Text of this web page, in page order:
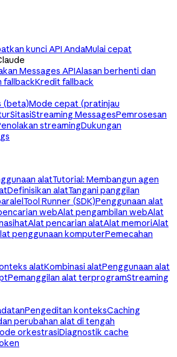
kunci API AndaMulai cepat
Messages APIAlasan berhenti dan
fallbackKredit fallback
(beta)Mode cepat (pratinjau
SitasiStreaming MessagesPemrosesan
streamingDukungan
alatTutorial: Membangun agen
Definisikan alatTangani panggilan
Tool Runner (SDK)Penggunaan alat
webAlat pengambilan webAlat
Alat pencarian alatAlat memoriAlat
penggunaan komputerPemecahan
alatKombinasi alatPenggunaan alat
Pemanggilan alat terprogramStreaming
Pengeditan konteksCaching
perubahan alat di tengah
orkestrasiDiagnostik cache